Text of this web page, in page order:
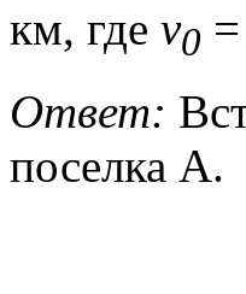
км, где v0
Ответ:
поселка А.